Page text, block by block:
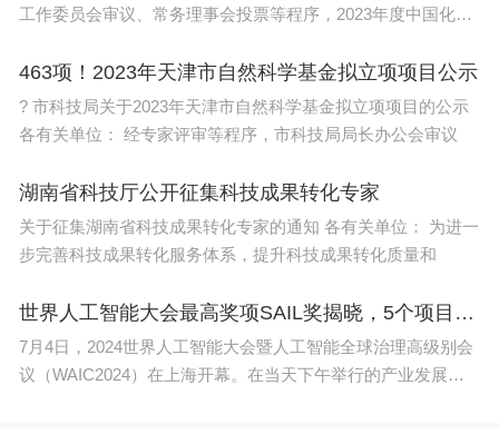
工作委员会审议、常务理事会投票等程序，2023年度中国化学
463项！2023年天津市自然科学基金拟立项项目公示
? 市科技局关于2023年天津市自然科学基金拟立项项目的公示
各有关单位： 经专家评审等程序，市科技局局长办公会审议
湖南省科技厅公开征集科技成果转化专家
关于征集湖南省科技成果转化专家的通知 各有关单位： 为进一
步完善科技成果转化服务体系，提升科技成果转化质量和
世界人工智能大会最高奖项SAIL奖揭晓，5个项目（个人）获奖
7月4日，2024世界人工智能大会暨人工智能全球治理高级别会
议（WAIC2024）在上海开幕。在当天下午举行的产业发展主